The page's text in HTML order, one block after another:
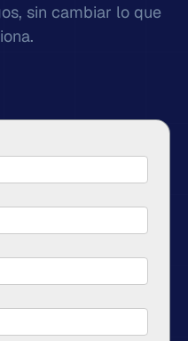
sin cambiar lo que